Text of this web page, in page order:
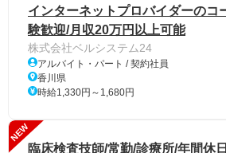
インターネットプロバイダーのコ
験歓迎/月収20万円以上可能
株式会社ベルシステム24
アルバイト・パート / 契約社員
香川県
時給1,330円～1,680円
NEW
臨床検査技師/常勤/診療所/年間休